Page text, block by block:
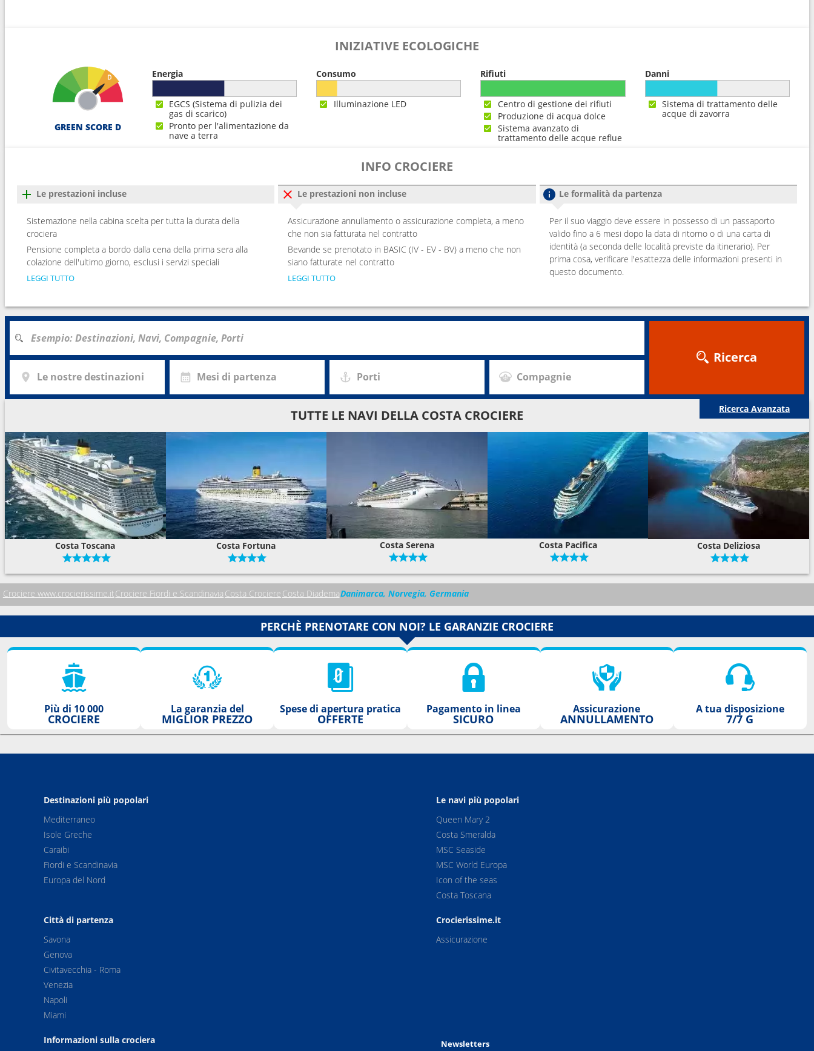
INIZIATIVE ECOLOGICHE
GREEN SCORE D
Energia
EGCS (Sistema di pulizia dei
gas di scarico)
Pronto per l'alimentazione da
nave a terra
Consumo
Illuminazione LED
Rifiuti
Centro di gestione dei rifiuti
Produzione di acqua dolce
Sistema avanzato di
trattamento delle acque reflue
Danni
Sistema di trattamento delle
acque di zavorra
INFO CROCIERE
Le prestazioni incluse
Sistemazione nella cabina scelta per tutta la durata della
crociera
Pensione completa a bordo dalla cena della prima sera alla
colazione dell'ultimo giorno, esclusi i servizi speciali
LEGGI TUTTO
Le prestazioni non incluse
Assicurazione annullamento o assicurazione completa, a meno
che non sia fatturata nel contratto
Bevande se prenotato in BASIC (IV - EV - BV) a meno che non
siano fatturate nel contratto
LEGGI TUTTO
Le formalità da partenza
Per il suo viaggio deve essere in possesso di un passaporto
valido fino a 6 mesi dopo la data di ritorno o di una carta di
identità (a seconda delle località previste da itinerario). Per
prima cosa, verificare l'esattezza delle informazioni presenti in
questo documento.
Le nostre destinazioni Mesi di partenza Porti Compagnie
Ricerca
Ricerca Avanzata
TUTTE LE NAVI DELLA COSTA CROCIERE
Costa Toscana Costa Fortuna Costa Serena Costa Pacifica Costa Deliziosa
Crociere www.crocierissime.itCrociere Fiordi e Scandinavia Costa Crociere Costa DiademaDanimarca, Norvegia, Germania
PERCHÈ PRENOTARE CON NOI? LE GARANZIE CROCIERE
Più di 10 000
CROCIERE
La garanzia del
MIGLIOR PREZZO
Spese di apertura pratica
OFFERTE
Pagamento in linea
SICURO
Assicurazione
ANNULLAMENTO
A tua disposizione
7/7 G
Destinazioni più popolari
Mediterraneo
Isole Greche
Caraibi
Fiordi e Scandinavia
Europa del Nord
Le navi più popolari
Queen Mary 2
Costa Smeralda
MSC Seaside
MSC World Europa
Icon of the seas
Costa Toscana
Città di partenza
Savona
Genova
Civitavecchia - Roma
Venezia
Napoli
Miami
Crocierissime.it
Assicurazione
Informazioni sulla crociera
Newsletters